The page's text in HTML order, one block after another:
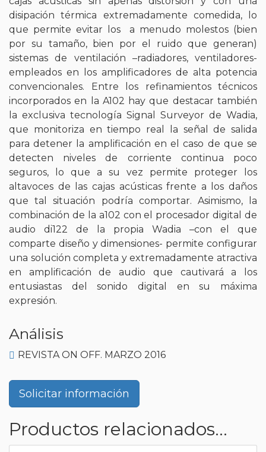
disipación térmica extremadamente comedida, lo
que permite evitar los a menudo molestos (bien
por su tamaño, bien por el ruido que generan)
sistemas de ventilación –radiadores, ventiladores-
empleados en los amplificadores de alta potencia
convencionales. Entre los refinamientos técnicos
incorporados en la A102 hay que destacar también
la exclusiva tecnología Signal Surveyor de Wadia,
que monitoriza en tiempo real la señal de salida
para detener la amplificación en el caso de que se
detecten niveles de corriente continua poco
seguros, lo que a su vez permite proteger los
altavoces de las cajas acústicas frente a los daños
que tal situación podría comportar. Asimismo, la
combinación de la a102 con el procesador digital de
audio di122 de la propia Wadia –con el que
comparte diseño y dimensiones- permite configurar
una solución completa y extremadamente atractiva
en amplificación de audio que cautivará a los
entusiastas del sonido digital en su máxima
expresión.
Análisis
REVISTA ON OFF. MARZO 2016
Solicitar información
Productos relacionados...